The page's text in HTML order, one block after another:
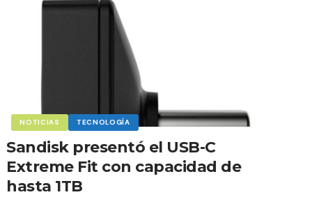
NOTICIAS TECNOLOGÍA
Sandisk presentó el USB-C
Extreme Fit con capacidad de
hasta 1TB